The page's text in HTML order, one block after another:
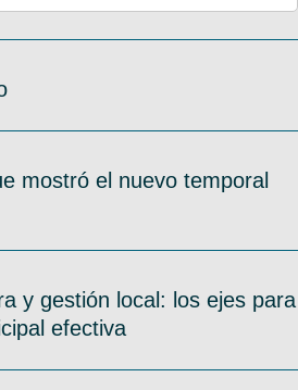
mostró el nuevo temporal
y gestión local: los ejes para
efectiva